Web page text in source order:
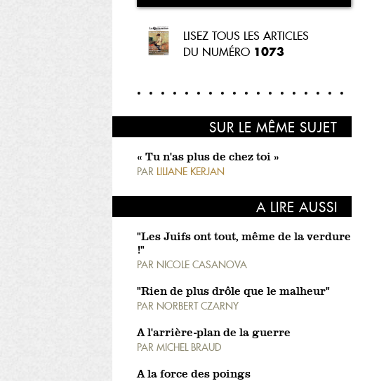
LISEZ TOUS LES ARTICLES
DU NUMÉRO 1073
SUR LE MÊME SUJET
« Tu n'as plus de chez toi »
PAR LILIANE KERJAN
A LIRE AUSSI
"Les Juifs ont tout, même de la verdure
!"
PAR NICOLE CASANOVA
"Rien de plus drôle que le malheur"
PAR NORBERT CZARNY
A l'arrière-plan de la guerre
PAR MICHEL BRAUD
A la force des poings